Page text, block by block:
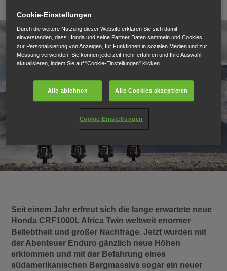
Seit einem Jahr erfreut sich die lange erwartete neue
Honda CRF1000L Africa Twin weltweit enormer
Beliebtheit und großer Nachfrage. Jetzt wurden mit
der Abenteuer Enduro gänzlich neue Höhen
erklommen und mit der Befahrung eines
südamerikanischen Bergmassivs sogar ein neuer
Cookie-Einstellungen
Durch die weitere Nutzung dieser Website erklären Sie sich damit
einverstanden, dass Honda und seine Partner Daten sammeln und Cookies
zur Personalisierung von Anzeigen, für Funktionen in sozialen Medien und zur
Messung verwenden. Sie können jederzeit mehr erfahren und Ihre Auswahl
aktualisieren, indem Sie auf "Cookie-Einstellungen" klicken.
Alle ablehnen Alle Cookies akzeptieren
Cookie-Einstellungen